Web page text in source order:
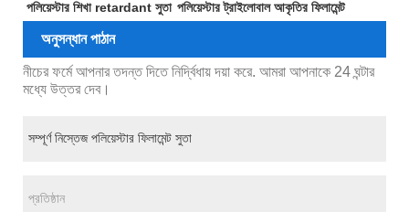
পলিয়েস্টার শিখা retardant সুতা পলিয়েস্টার ট্রাইলোবাল আকৃতির ফিলামেন্ট
অনুসন্ধান পাঠান
নীচের ফর্মে আপনার তদন্ত দিতে নির্দ্বিধায় দয়া করে. আমরা আপনাকে 24 ঘন্টার
মধ্যে উত্তর দেব।